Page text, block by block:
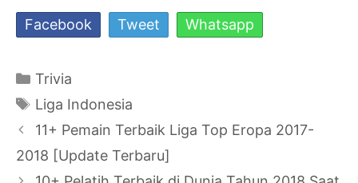
Facebook Tweet Whatsapp
Kategori
Trivia
Tag
Liga Indonesia
Navigasi
Tulisan
11+ Pemain Terbaik Liga Top Eropa 2017-
2018 [Update Terbaru]